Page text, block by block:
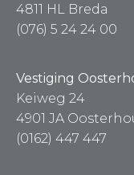
4811 HL Breda
(076) 5 24 24 00
Vestiging
Keiweg 24
4901 JA
(0162) 447 447